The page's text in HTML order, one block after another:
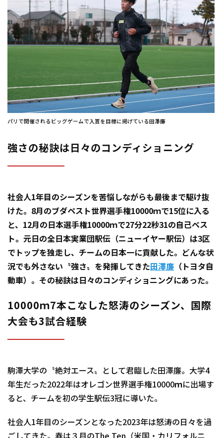
パリで開催されるビッグゲームで入賞を目標に掲げている田澤廉
強さの秘訣は日々のコンディショニング
社会人1年目のシーズンを苦悩しながらも最後まで駆け抜
けた。8月のブダペスト世界選手権10000ｍで15位に入る
と、12月の日本選手権10000ｍで27分22秒31の自己ベス
ト。元日の全日本実業団駅伝（ニューイヤー駅伝）は3区
でトップを独走し、チームの日本一に貢献した。どんな状
況でも外さない〝強さ〟を発揮してきた 田澤廉 （トヨタ自
動車）。その秘訣は日々のコンディショニングにあった。
10000ｍ7本こなした怒涛のシーズン、国際
大会も3試合経験
駒澤大学の〝絶対エース〟として君臨した田澤廉。大学4
年生だった2022年はオレゴン世界選手権10000ｍに出場す
ると、チームを初の学生駅伝3冠に導いた。
社会人1年目のシーズンとなった2023年は怒涛の日々を過